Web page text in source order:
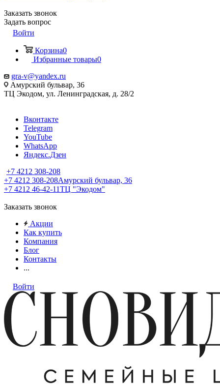
Заказать звонок
Задать вопрос
Войти
Корзина0
Избранные товары0
gra-v@yandex.ru
Амурский бульвар, 36
ТЦ Экодом, ул. Ленинградская, д. 28/2
Вконтакте
Telegram
YouTube
WhatsApp
Яндекс.Дзен
+7 4212 308-208
+7 4212 308-208Амурский бульвар, 36
+7 4212 46-42-11ТЦ "Экодом"
Заказать звонок
Акции
Как купить
Компания
Блог
Контакты
...
Войти